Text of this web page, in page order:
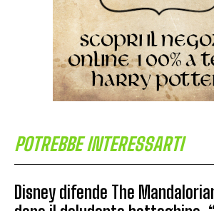
POTREBBE INTERESSARTI
Disney difende The